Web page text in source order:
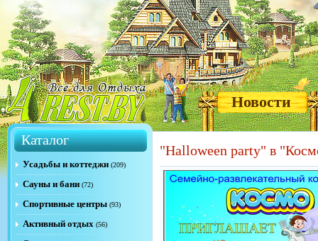
Новости
Каталог
Усадьбы и коттеджи (209)
Сауны и бани (72)
Спортивные центры (93)
Активный отдых (56)
"Halloween party" в